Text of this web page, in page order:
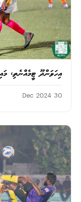
އިހަވަންދޫ ޓީމެއްނެތި،
30 Dec 2024